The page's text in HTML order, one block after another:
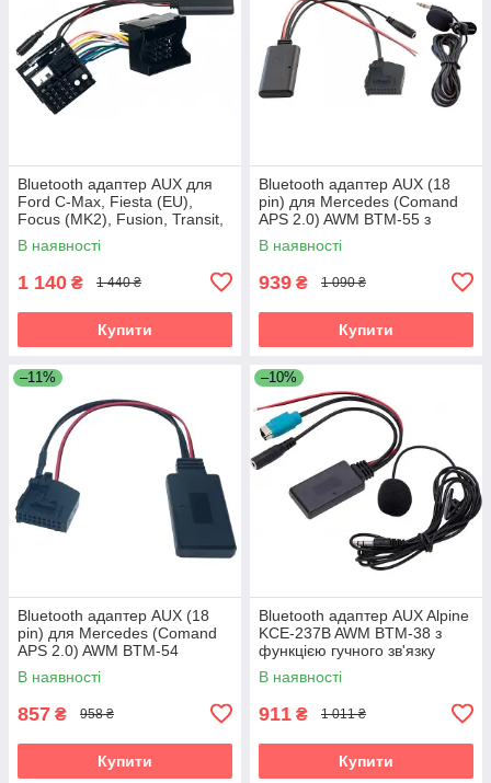
Bluetooth адаптер AUX для
Ford C-Max, Fiesta (EU),
Focus (MK2), Fusion, Transit,
Mondeo (MK3) AWM BTM-14
В наявності
1 140 ₴ 1 440 ₴
Купити
Bluetooth адаптер AUX (18
pin) для Mercedes (Comand
APS 2.0) AWM BTM-55 з
функцією гучного зв'язку
В наявності
939 ₴ 1 090 ₴
Купити
–11%
Bluetooth адаптер AUX (18
pin) для Mercedes (Comand
APS 2.0) AWM BTM-54
В наявності
857 ₴ 958 ₴
Купити
–10%
Bluetooth адаптер AUX Alpine
KCE-237B AWM BTM-38 з
функцією гучного зв'язку
В наявності
911 ₴ 1 011 ₴
Купити